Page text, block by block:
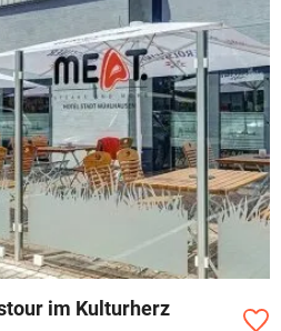
im Kulturherz